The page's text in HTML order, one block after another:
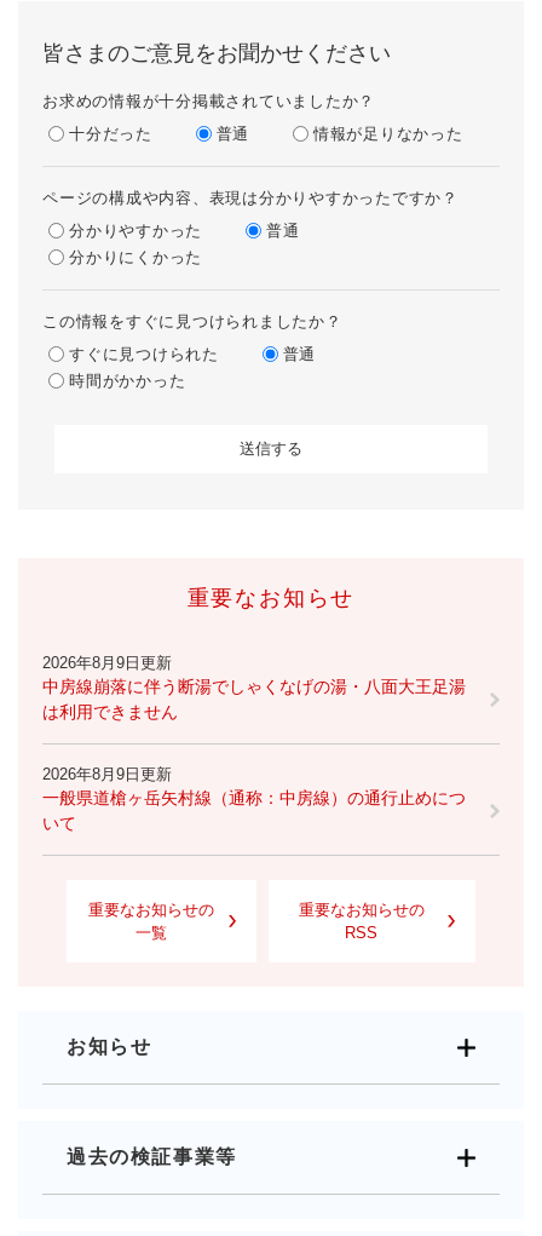
皆さまのご意見をお聞かせください
お求めの情報が十分掲載されていましたか？
十分だった
普通 情報が足りなかった
ページの構成や内容、表現は分かりやすかったですか？
分かりやすかった
普通
分かりにくかった
この情報をすぐに見つけられましたか？
すぐに見つけられた
普通
時間がかかった
重要なお知らせ
2026年8月9日更新
中房線崩落に伴う断湯でしゃくなげの湯・八面大王足湯
は利用できません
2026年8月9日更新
一般県道槍ヶ岳矢村線（通称：中房線）の通行止めにつ
いて
重要なお知らせの
一覧
重要なお知らせの
RSS
お知らせ
過去の検証事業等